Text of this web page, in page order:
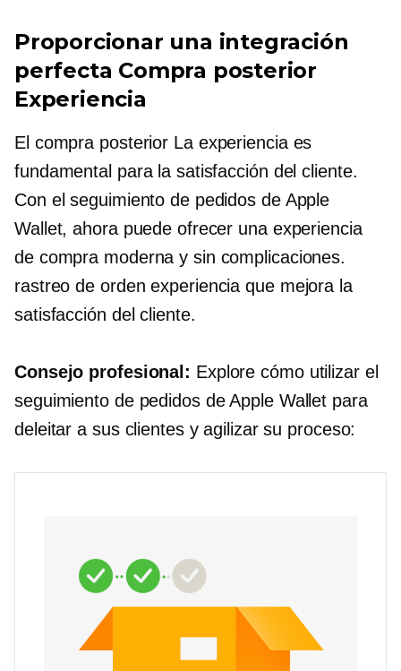
Proporcionar una integración
perfecta Compra posterior
Experiencia
El compra posterior La experiencia es
fundamental para la satisfacción del cliente.
Con el seguimiento de pedidos de Apple
Wallet, ahora puede ofrecer una experiencia
de compra moderna y sin complicaciones.
rastreo de orden experiencia que mejora la
satisfacción del cliente.
Consejo profesional: Explore cómo utilizar el
seguimiento de pedidos de Apple Wallet para
deleitar a sus clientes y agilizar su proceso: